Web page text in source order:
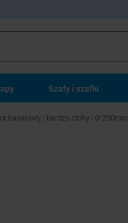
Szafy i szafki
kanałowy | bardzo cichy | Ø 200mm